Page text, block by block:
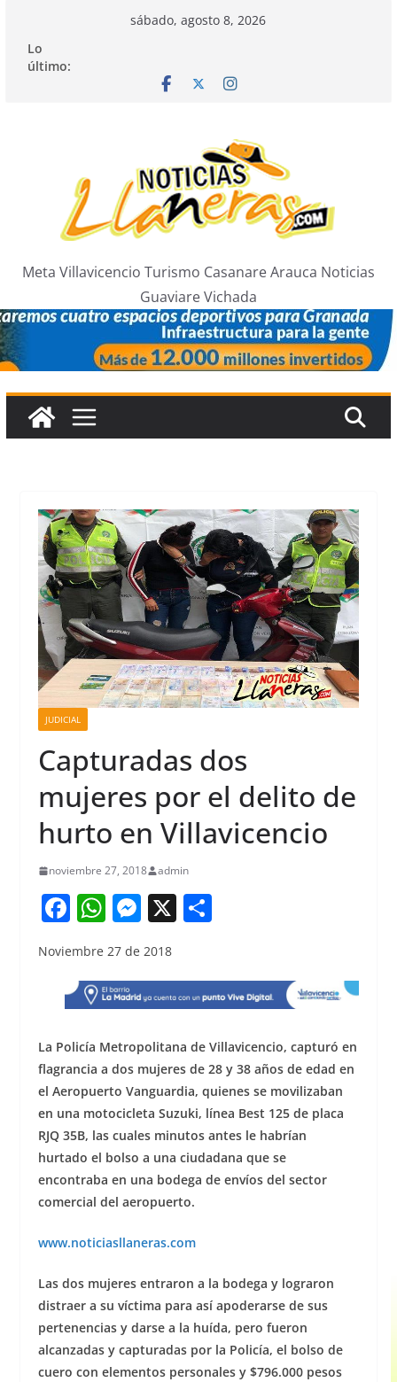
contenido
sábado, agosto 8, 2026
Lo
último:
Meta Villavicencio Turismo Casanare Arauca Noticias
Guaviare Vichada
JUDICIAL
Capturadas dos
mujeres por el delito de
hurto en Villavicencio
noviembre 27, 2018 admin
F
a
c
e
b
o
o
k
W
at
s
A
p
p
M
ss
e
n
g
er
X S
e
Noviembre 27 de 2018
La Policía Metropolitana de Villavicencio, capturó en
flagrancia a dos mujeres de 28 y 38 años de edad en
el Aeropuerto Vanguardia, quienes se movilizaban
en una motocicleta Suzuki, línea Best 125 de placa
RJQ 35B, las cuales minutos antes le habrían
hurtado el bolso a una ciudadana que se
encontraba en una bodega de envíos del sector
comercial del aeropuerto.
www.noticiasllaneras.com
Las dos mujeres entraron a la bodega y lograron
distraer a su víctima para así apoderarse de sus
pertenencias y darse a la huída, pero fueron
alcanzadas y capturadas por la Policía, el bolso de
cuero con elementos personales y $796.000 pesos